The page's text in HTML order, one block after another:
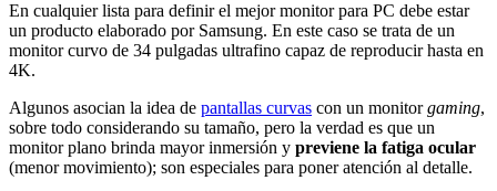
En cualquier lista para definir el mejor monitor para PC debe estar
un producto elaborado por Samsung. En este caso se trata de un
monitor curvo de 34 pulgadas ultrafino capaz de reproducir hasta en
4K.
Algunos asocian la idea de pantallas curvas con un monitorgaming,
sobre todo considerando su tamaño, pero la verdad es que un
monitor plano brinda mayor inmersión y previene la fatiga ocular
(menor movimiento); son especiales para poner atención al detalle.